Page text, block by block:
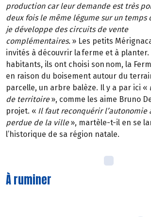
production car leur demande est très
deux fois le même légume sur un temps
je développe des circuits de vente
complémentaires. » Les petits
invités à découvrir la ferme et à planter.
habitants, ils ont choisi son nom, la
en raison du boisement autour du
parcelle, un arbre balèze. Il y a par ici «
de territoire », comme les aime Bruno
projet. « Il faut reconquérir
perdue de la ville », martèle-t-il en se
l’historique de sa région natale.
À ruminer